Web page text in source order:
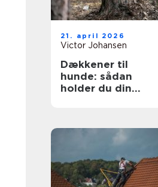
21. april 2026
Victor Johansen
Dækkener til
hunde: sådan
holder du din